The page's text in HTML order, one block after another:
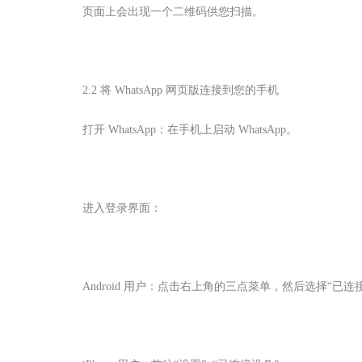
页面上会出现一个二维码供您扫描。
2.2 将 WhatsApp 网页版连接到您的手机
打开 WhatsApp：在手机上启动 WhatsApp。
进入登录界面：
Android 用户：点击右上角的三点菜单，然后选择“已连